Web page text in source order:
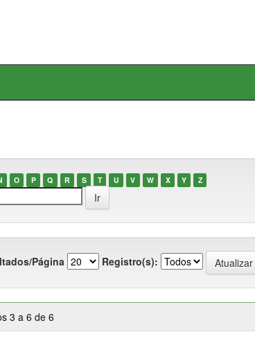
O P Q R S T U V W X Y Z
Página Registro(s):
3 a 6 de 6